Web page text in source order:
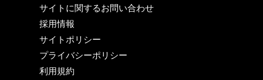
サイトに関するお問い合わせ
採用情報
サイトポリシー
プライバシーポリシー
利用規約